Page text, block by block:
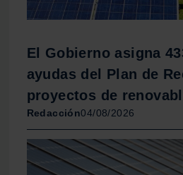
El Gobierno asigna
ayudas del Plan de
proyectos de
Redacción04/08/2026